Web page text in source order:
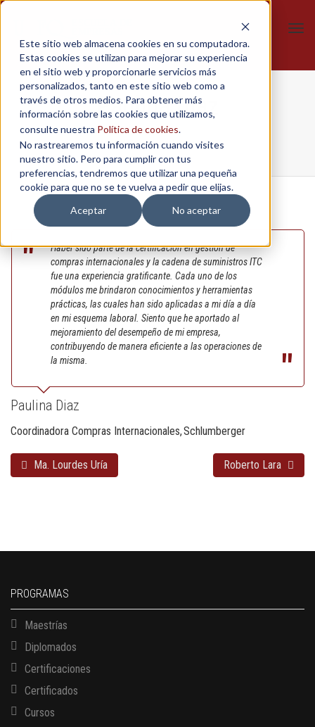
Este sitio web almacena cookies en su computadora.
Estas cookies se utilizan para mejorar su experiencia
en el sitio web y proporcionarle servicios más
personalizados, tanto en este sitio web como a
través de otros medios. Para obtener más
información sobre las cookies que utilizamos,
consulte nuestra Política de cookies.
No rastrearemos tu información cuando visites
nuestro sitio. Pero para cumplir con tus
preferencias, tendremos que utilizar una pequeña
cookie para que no se te vuelva a pedir que elijas.
Aceptar
No aceptar
Paulina Diaz
Home / Página Principal / Paulina Diaz
Haber sido parte de la certificación en gestión de
compras internacionales y la cadena de suministros ITC
fue una experiencia gratificante. Cada uno de los
módulos me brindaron conocimientos y herramientas
prácticas, las cuales han sido aplicadas a mi día a día
en mi esquema laboral. Siento que he aportado al
mejoramiento del desempeño de mi empresa,
contribuyendo de manera eficiente a las operaciones de
la misma.
Paulina Diaz
Coordinadora Compras Internacionales Schlumberger
Ma. Lourdes Uría Roberto Lara
PROGRAMAS
Maestrías
Diplomados
Certificaciones
Certificados
Cursos